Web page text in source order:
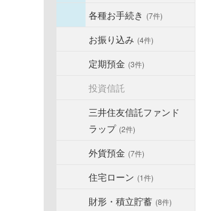
各種お手続き (7件)
お振り込み (4件)
定期預金 (3件)
投資信託
三井住友信託ファンド
ラップ (2件)
外貨預金 (7件)
住宅ローン (1件)
財形・積立貯蓄 (8件)